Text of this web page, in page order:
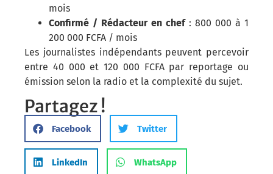
mois
Confirmé / Rédacteur en chef: 800 000 à 1
200 000 FCFA / mois
Les journalistes indépendants peuvent percevoir
entre 40 000 et 120 000 FCFA par reportage ou
émission selon la radio et la complexité du sujet.
Partagez !
Facebook Twitter
LinkedIn WhatsApp